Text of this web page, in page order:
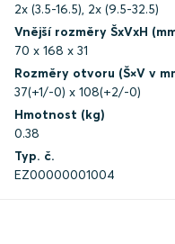
2x (3.5-16.5), 2x (9.5-32.5)
Vnější rozměry ŠxVxH
70 x 168 x 31
Rozměry otvoru (Š×V v
37(+1/-0) x 108(+2/-0)
Hmotnost (kg)
0.38
Typ. č.
EZ00000001004